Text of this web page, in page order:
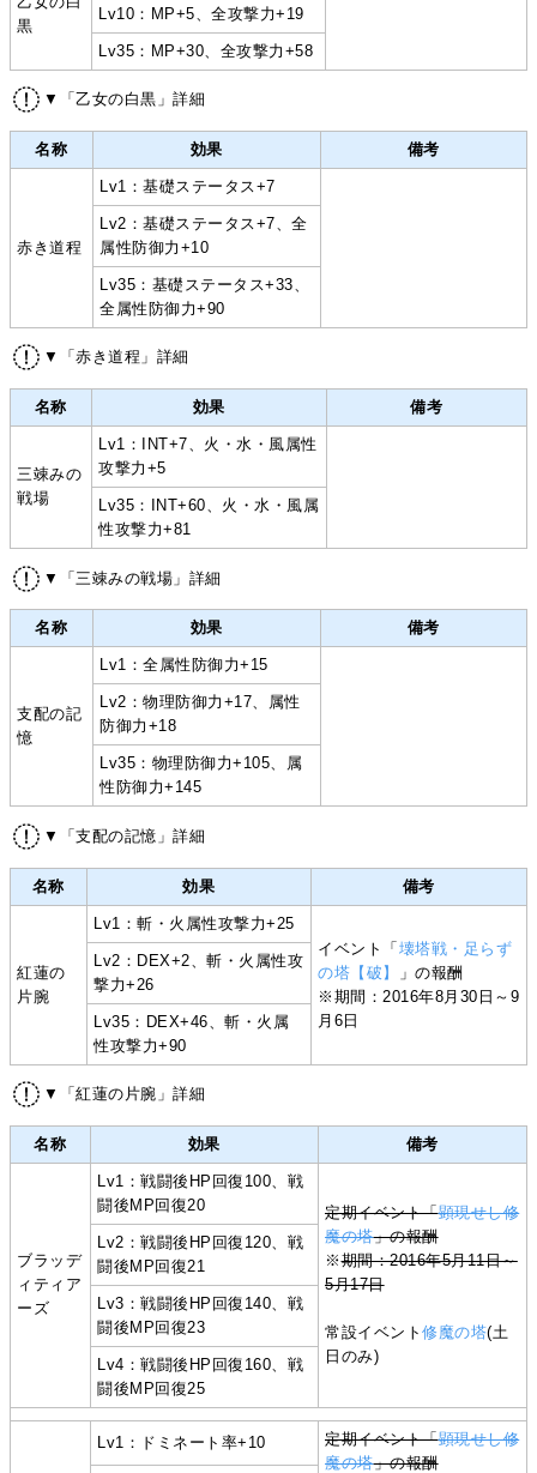
黒
Lv10：MP+5、全攻撃力+19
Lv35：MP+30、全攻撃力+58
▼「乙女の白黒」詳細
名称 効果 備考
赤き道程
Lv1：基礎ステータス+7
Lv2：基礎ステータス+7、全
属性防御力+10
Lv35：基礎ステータス+33、
全属性防御力+90
▼「赤き道程」詳細
名称 効果 備考
三竦みの
戦場
Lv1：INT+7、火・水・風属性
攻撃力+5
Lv35：INT+60、火・水・風属
性攻撃力+81
▼「三竦みの戦場」詳細
名称 効果 備考
支配の記
憶
Lv1：全属性防御力+15
Lv2：物理防御力+17、属性
防御力+18
Lv35：物理防御力+105、属
性防御力+145
▼「支配の記憶」詳細
名称 効果 備考
紅蓮の
片腕
Lv1：斬・火属性攻撃力+25
イベント「壊塔戦・足らず
の塔【破】
」の報酬
※期間：2016年8月30日～9
月6日
Lv2：DEX+2、斬・火属性攻
撃力+26
Lv35：DEX+46、斬・火属
性攻撃力+90
▼「紅蓮の片腕」詳細
名称 効果 備考
ブラッデ
ィティア
ーズ
Lv1：戦闘後HP回復100、戦
闘後MP回復20
定期イベント「顕現せし修
魔の塔」の報酬
※期間：2016年5月11日～
5月17日
常設イベント修魔の塔(土
日のみ)
Lv2：戦闘後HP回復120、戦
闘後MP回復21
Lv3：戦闘後HP回復140、戦
闘後MP回復23
Lv4：戦闘後HP回復160、戦
闘後MP回復25
Lv1：ドミネート率+10 定期イベント「顕現せし修
魔の塔」の報酬